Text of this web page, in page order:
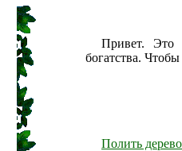
Привет. Это
богатства.
Полить